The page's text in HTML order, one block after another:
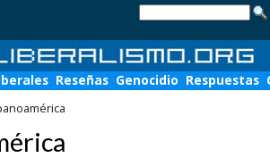
Reseñas Genocidio Respuestas